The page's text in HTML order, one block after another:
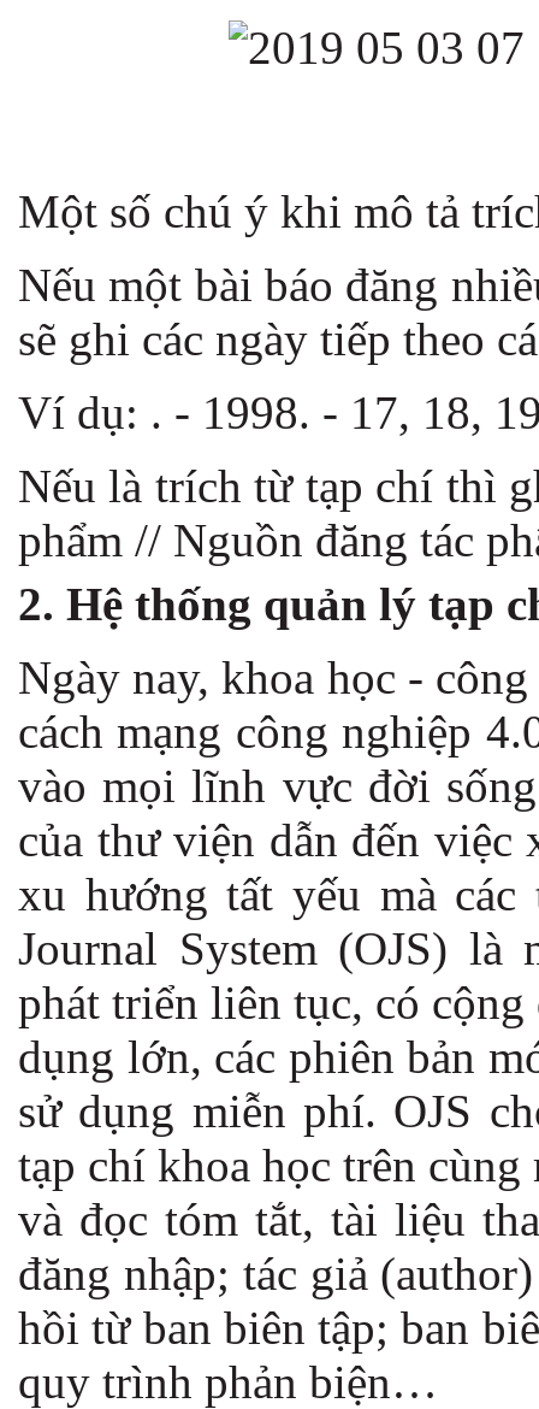
Một số chú ý khi mô tả
Nếu một bài báo đăng
sẽ ghi các ngày tiếp theo
Ví dụ: . - 1998. - 17, 18,
Nếu là trích từ tạp chí thì
phẩm // Nguồn đăng tác
2. Hệ thống quản lý tạp
Ngày nay, khoa học -
cách mạng công nghiệp
vào mọi lĩnh vực đời
của thư viện dẫn đến
xu hướng tất yếu mà
Journal System (OJS)
phát triển liên tục, có
dụng lớn, các phiên bản
sử dụng miễn phí. OJS
tạp chí khoa học trên
và đọc tóm tắt, tài liệu
đăng nhập; tác giả
hồi từ ban biên tập; ban
quy trình phản biện…